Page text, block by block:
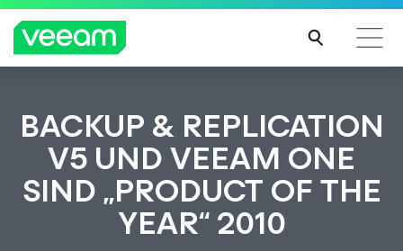
Hinweise von Veeam für Kunden, die vom Content-
Update von CrowdStrike betroffen sind
MEH
R
ERFA
BACKUP & REPLICATION
V5 UND VEEAM ONE
SIND „PRODUCT OF THE
YEAR“ 2010